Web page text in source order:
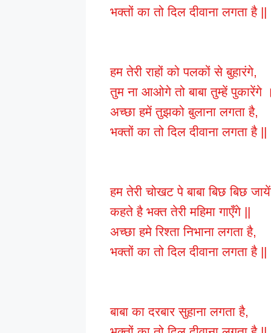
भक्तों का तो दिल दीवाना लगता है ||
हम तेरी राहों को पलकों से बुहारंगे,
तुम ना आओगे तो बाबा तुम्हें पुकारेंगे ।
अच्छा हमें तुझको बुलाना लगता है,
भक्तों का तो दिल दीवाना लगता है ||
हम तेरी चोखट पे बाबा बिछ बिछ
कहते है भक्त तेरी महिमा गाएँगे ||
अच्छा हमे रिश्ता निभाना लगता है,
भक्तों का तो दिल दीवाना लगता है ||
बाबा का दरबार सुहाना लगता है,